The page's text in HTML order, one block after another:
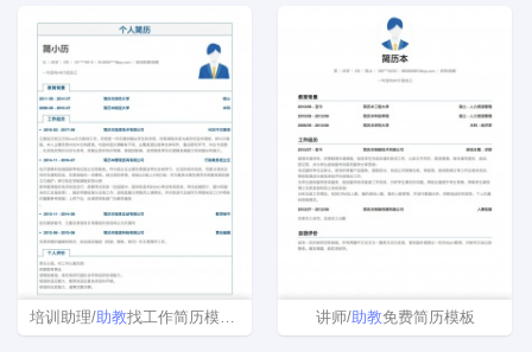
培训助理/助教找工作简历模板下载word格式 讲师/助教免费简历模板